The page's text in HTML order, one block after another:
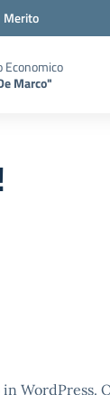
Merito
Economico
Marco"
WordPress.